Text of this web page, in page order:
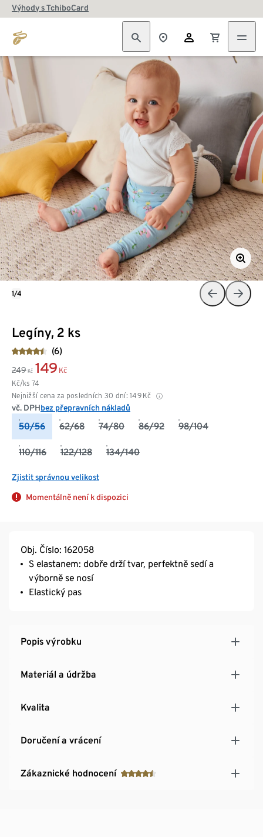
Výhody s TchiboCard
Legíny, 2 ks
(6)
249 Kč 149 Kč
Kč/ks 74
Nejnižší cena za posledních 30 dní: 149 Kč
vč. DPHbez přepravních nákladů
50/56 62/68 74/80 86/92 98/104
110/116 122/128 134/140
Zjistit správnou velikost
Momentálně není k dispozici
1/4
Obj. Číslo: 162058
S elastanem: dobře drží tvar, perfektně sedí a
výborně se nosí
Elastický pas
Popis výrobku
Materiál a údržba
Kvalita
Doručení a vrácení
Zákaznické hodnocení